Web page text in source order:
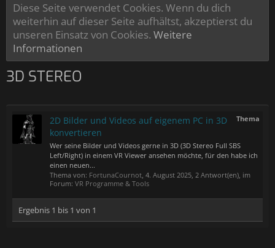
Diese Seite verwendet Cookies. Wenn du dich
weiterhin auf dieser Seite aufhältst, akzeptierst du
unseren Einsatz von Cookies. Weitere
Informationen
3D STEREO
Thema
2D Bilder und Videos auf eigenem PC in 3D
konvertieren
Wer seine Bilder und Videos gerne in 3D (3D Stereo Full SBS
Left/Right) in einem VR Viewer ansehen möchte, für den habe ich
einen neuen...
Thema von: FortunaCournot, 4. August 2025, 2 Antwort(en), im
Forum: VR Programme & Tools
Ergebnis 1 bis 1 von 1